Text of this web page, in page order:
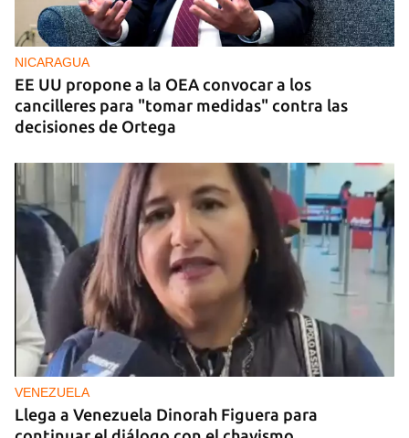
NICARAGUA
EE UU propone a la OEA convocar a los
cancilleres para "tomar medidas" contra las
decisiones de Ortega
VENEZUELA
Llega a Venezuela Dinorah Figuera para